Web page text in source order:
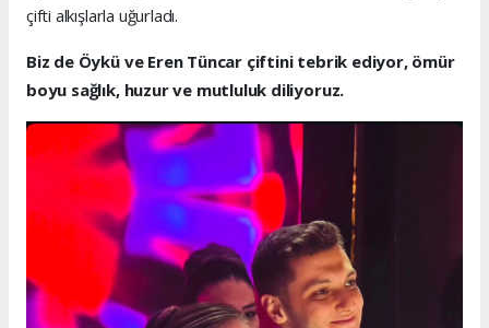
çifti alkışlarla uğurladı.
Biz de Öykü ve Eren Tüncar çiftini tebrik ediyor, ömür
boyu sağlık, huzur ve mutluluk diliyoruz.